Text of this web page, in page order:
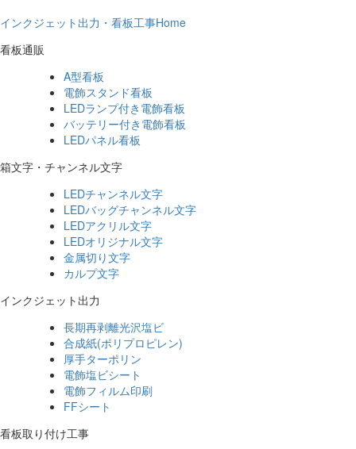
インクジェット出力・看板工事Home
看板通販
A型看板
電飾スタンド看板
LEDランプ付き電飾看板
バッテリー付き電飾看板
LEDパネル看板
箱文字・チャンネル文字
LEDチャンネル文字
LEDバッグチャンネル文字
LEDアクリル文字
LEDオリジナル文字
金属切り文字
カルプ文字
インクジェット出力
長期再剥離光沢塩ビ
合成紙(ポリプロピレン)
厚手ターポリン
電飾塩ビシート
電飾フィルム印刷
FFシート
看板取り付け工事